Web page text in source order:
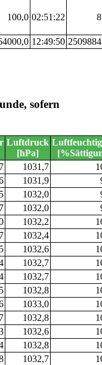
100,0 02:51:22
12:49:50
sofern
Luftdruck
[hPa]
1031,7
1031,9
1032,0
1032,0
1032,2
1032,4
1032,6
1032,7
1032,7
1032,8
1033,0
1032,8
1032,6
1032,8
1032,7